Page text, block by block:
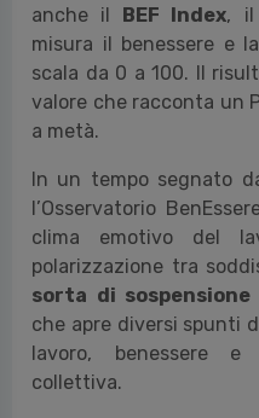
anche il BEF Index, il
misura il benessere e
scala da 0 a 100. Il
valore che racconta un
a metà.
In un tempo segnato
l’Osservatorio
clima emotivo del
polarizzazione tra
sorta di sospensione
che apre diversi spunti
lavoro, benessere
collettiva.